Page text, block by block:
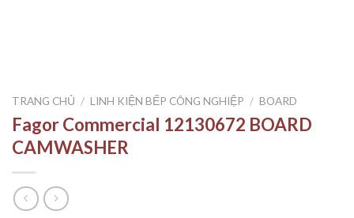
TRANG CHỦ / LINH KIỆN BẾP CÔNG NGHIỆP / BOARD
Fagor Commercial 12130672 BOARD
CAMWASHER